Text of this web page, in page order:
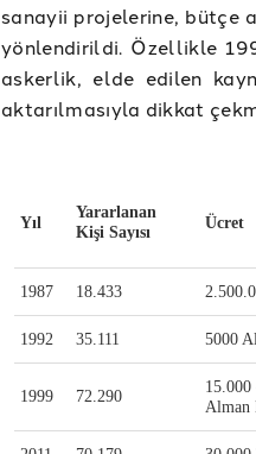
sanayii projelerine, bütçe
yönlendirildi. Özellikle
askerlik, elde edilen
aktarılmasıyla dikkat